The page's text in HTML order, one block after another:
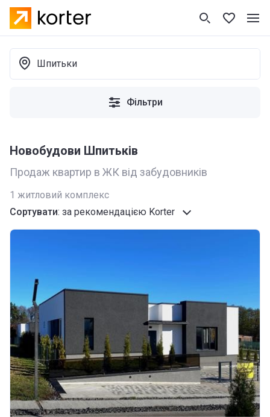
Шпитьки
Фільтри
Новобудови Шпитьків
Продаж квартир в ЖК від забудовників
1 житловий комплекс
Сортувати: за рекомендацією Korter